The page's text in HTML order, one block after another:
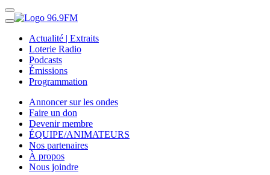
Actualité | Extraits
Loterie Radio
Podcasts
Émissions
Programmation
Annoncer sur les ondes
Faire un don
Devenir membre
ÉQUIPE/ANIMATEURS
Nos partenaires
À propos
Nous joindre